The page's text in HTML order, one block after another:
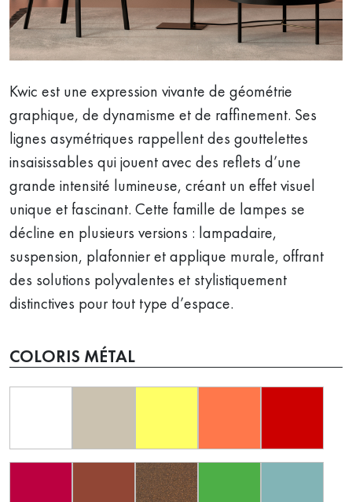
Kwic est une expression vivante de géométrie
graphique, de dynamisme et de raffinement. Ses
lignes asymétriques rappellent des gouttelettes
insaisissables qui jouent avec des reflets d’une
grande intensité lumineuse, créant un effet visuel
unique et fascinant. Cette famille de lampes se
décline en plusieurs versions : lampadaire,
suspension, plafonnier et applique murale, offrant
des solutions polyvalentes et stylistiquement
distinctives pour tout type d’espace.
COLORIS MÉTAL